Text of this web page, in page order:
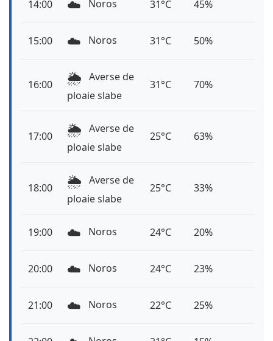
14:00 ☁️ Noros 31°C 45%
15:00 ☁️ Noros 31°C 50%
16:00 🌦️ Averse de
ploaie slabe
31°C 70%
17:00 🌦️ Averse de
ploaie slabe
25°C 63%
18:00 🌦️ Averse de
ploaie slabe
25°C 33%
19:00 ☁️ Noros 24°C 20%
20:00 ☁️ Noros 24°C 23%
21:00 ☁️ Noros 22°C 25%